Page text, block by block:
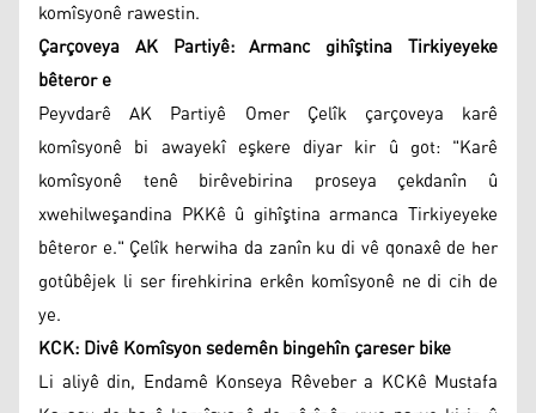
komîsyonê rawestin.
Çarçoveya AK Partiyê: Armanc gihîştina Tirkiyeyeke
bêteror e
Peyvdarê AK Partiyê Omer Çelîk çarçoveya karê
komîsyonê bi awayekî eşkere diyar kir û got: "Karê
komîsyonê tenê birêvebirina proseya çekdanîn û
xwehilweşandina PKKê û gihîştina armanca Tirkiyeyeke
bêteror e." Çelîk herwiha da zanîn ku di vê qonaxê de her
gotûbêjek li ser firehkirina erkên komîsyonê ne di cih de
ye.
KCK: Divê Komîsyon sedemên bingehîn çareser bike
Li aliyê din, Endamê Konseya Rêveber a KCKê Mustafa